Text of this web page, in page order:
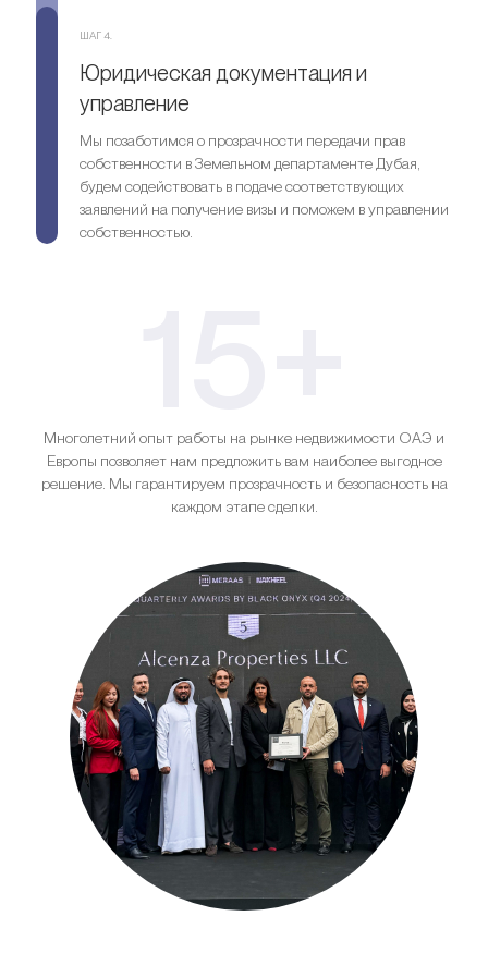
ШАГ 4.
Юридическая документация и
управление
Мы позаботимся о прозрачности передачи прав
собственности в Земельном департаменте Дубая,
будем содействовать в подаче соответствующих
заявлений на получение визы и поможем в управлении
собственностью.
Многолетний опыт работы на рынке недвижимости ОАЭ и
Европы позволяет нам предложить вам наиболее выгодное
решение. Мы гарантируем прозрачность и безопасность на
каждом этапе сделки.